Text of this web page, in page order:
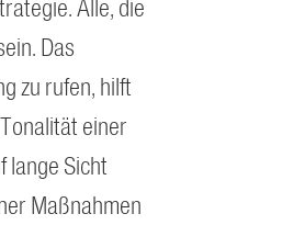
Alle, die
Das
zu rufen, hilft
einer
lange Sicht
Maßnahmen